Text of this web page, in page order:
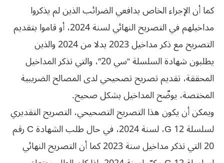
كما أن الإجراء الخاص بدافعي الضرائب الذين لم يذكروا
مداخيلهم في التصريح النهائي لسنة 2024، أو قاموا بتقديم
التصريح مع ذكر مداخيل 2023 بدلا من 2024 والذين
يطلبون شهادة السلسلة “سي 20″، والتي تذكر المداخيل
المحققة، تقديم تصريح تصحيحي لدى المصالح الضريبية
المختصة، يوضّح المداخيل بشكل صحيح.
ويمكن أن يكون هذا التصريح التصحيحي، التصريح التقديري
لسلسلة G 12، لسنة 2024، في حال طلب الشهادة C رقم
20 التي تذكر مداخيل سنة 2023 كما أن التصريح النهائي